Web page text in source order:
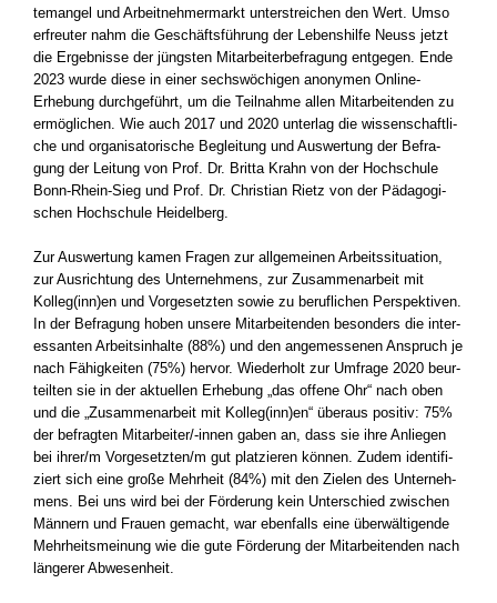
te­man­gel und Arbeit­neh­mer­markt unter­strei­chen den Wert. Umso
erfreu­ter nahm die Geschäfts­füh­rung der Lebens­hil­fe Neuss jetzt
die Ergeb­nis­se der jüngs­ten Mit­ar­bei­ter­be­fra­gung ent­ge­gen. Ende
2023 wur­de die­se in einer sechs­wö­chi­gen anony­men Online-
Erhebung durch­ge­führt, um die Teil­nah­me allen Mit­ar­bei­ten­den zu
ermög­li­chen. Wie auch 2017 und 2020 unter­lag die wis­sen­schaft­li­
che und orga­ni­sa­to­ri­sche Beglei­tung und Aus­wer­tung der Befra­
gung der Lei­tung von Prof. Dr. Brit­ta Krahn von der Hoch­schu­le
Bonn-Rhein-Sieg und Prof. Dr. Chris­ti­an Rietz von der Päd­ago­gi­
schen Hoch­schu­le Hei­del­berg.
Zur Aus­wer­tung kamen Fra­gen zur all­ge­mei­nen Arbeits­si­tua­ti­on,
zur Aus­rich­tung des Unter­neh­mens, zur Zusam­men­ar­beit mit
Kolleg(inn)en und Vor­ge­setz­ten sowie zu beruf­li­chen Per­spek­ti­ven.
In der Befra­gung hoben unse­re Mit­ar­bei­ten­den beson­ders die inter­
es­san­ten Arbeits­in­hal­te (88%) und den ange­mes­se­nen Anspruch je
nach Fähig­kei­ten (75%) her­vor. Wie­der­holt zur Umfra­ge 2020 beur­
teil­ten sie in der aktu­el­len Erhe­bung „das offe­ne Ohr“ nach oben
und die „Zusam­men­ar­beit mit Kolleg(inn)en“ über­aus posi­tiv: 75%
der befrag­ten Mitarbeiter/-innen gaben an, dass sie ihre Anlie­gen
bei ihrer/m Vorgesetzten/m gut plat­zie­ren kön­nen. Zudem iden­ti­fi­
ziert sich eine gro­ße Mehr­heit (84%) mit den Zie­len des Unter­neh­
mens. Bei uns wird bei der För­de­rung kein Unter­schied zwi­schen
Män­nern und Frau­en gemacht, war eben­falls eine über­wäl­ti­gen­de
Mehr­heits­mei­nung wie die gute För­de­rung der Mit­ar­bei­ten­den nach
län­ge­rer Abwe­sen­heit.